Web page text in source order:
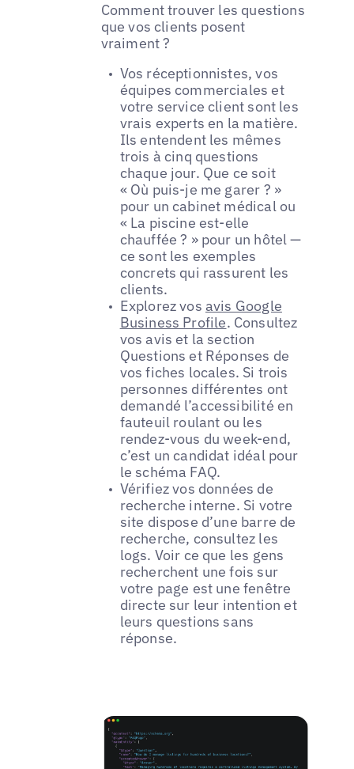
Comment trouver les questions
que vos clients posent
vraiment ?
Vos réceptionnistes, vos
équipes commerciales et
votre service client sont les
vrais experts en la matière.
Ils entendent les mêmes
trois à cinq questions
chaque jour. Que ce soit
« Où puis-je me garer ? »
pour un cabinet médical ou
« La piscine est-elle
chauffée ? » pour un hôtel —
ce sont les exemples
concrets qui rassurent les
clients.
Explorez vos avis Google
Business Profile. Consultez
vos avis et la section
Questions et Réponses de
vos fiches locales. Si trois
personnes différentes ont
demandé l’accessibilité en
fauteuil roulant ou les
rendez-vous du week-end,
c’est un candidat idéal pour
le schéma FAQ.
Vérifiez vos données de
recherche interne. Si votre
site dispose d’une barre de
recherche, consultez les
logs. Voir ce que les gens
recherchent une fois sur
votre page est une fenêtre
directe sur leur intention et
leurs questions sans
réponse.